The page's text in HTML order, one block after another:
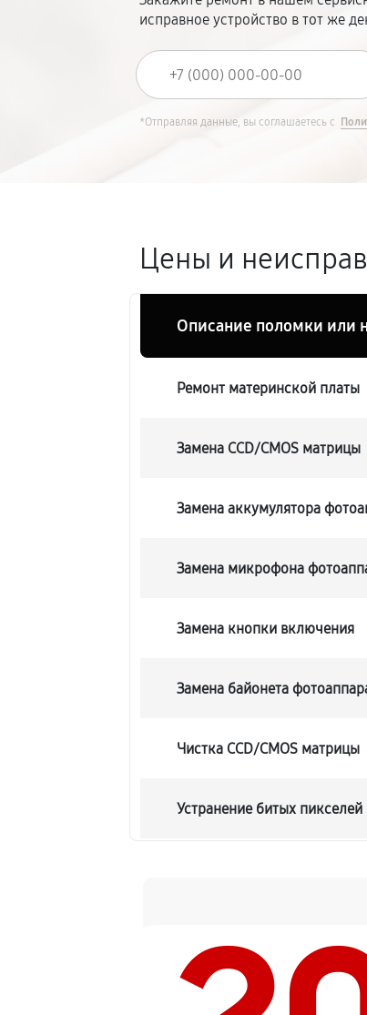
исправное устройство в тот же
*Отправляя данные, вы соглашаетесь с
Цены и
Описание поломки или
Ремонт материнской платы
Замена CCD/CMOS матрицы
Замена аккумулятора
Замена микрофона
Замена кнопки включения
Замена байонета
Чистка CCD/CMOS матрицы
Устранение битых пикселей
Замена затвора